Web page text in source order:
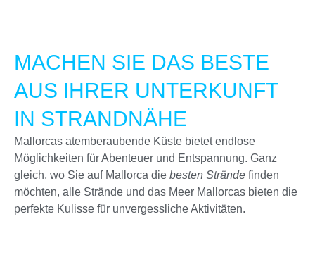
MACHEN SIE DAS BESTE
AUS IHRER UNTERKUNFT
IN STRANDNÄHE
Mallorcas atemberaubende Küste bietet endlose
Möglichkeiten für Abenteuer und Entspannung. Ganz
gleich, wo Sie auf Mallorca die besten Strände finden
möchten, alle Strände und das Meer Mallorcas bieten die
perfekte Kulisse für unvergessliche Aktivitäten.